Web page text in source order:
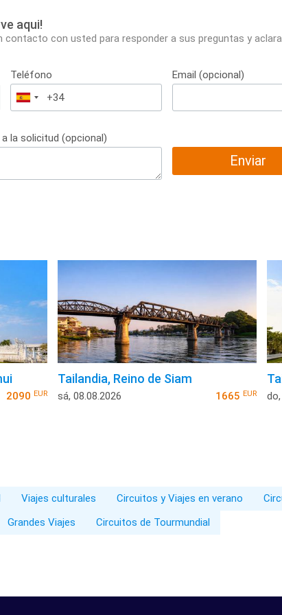
aqui!
contacto con usted para responder a sus preguntas y
Teléfono
España
+34
Email (opcional)
la solicitud (opcional)
Enviar
2090 EUR
Tailandia, Reino de Siam
sá, 08.08.2026 1665 EUR
Viajes culturales Circuitos y Viajes en verano
Grandes Viajes Circuitos de Tourmundial